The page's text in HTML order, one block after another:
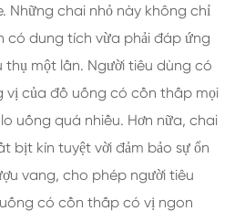
Những chai nhỏ này không chỉ
có dung tích vừa phải đáp ứng
thụ một lần. Người tiêu dùng có
vị của đồ uống có cồn thấp mọi
uống quá nhiều. Hơn nữa, chai
bịt kín tuyệt vời đảm bảo sự ổn
vang, cho phép người tiêu
có cồn thấp có vị ngon